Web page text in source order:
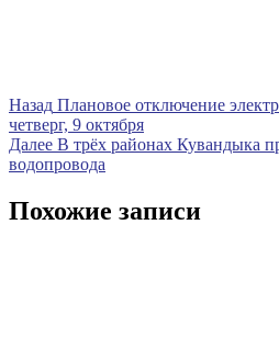
Навигация
по
записям
Назад Предыдущая
запись
Плановое отключение
четверг, 9 октября
Далее Следующая
запись
В трёх районах Кувандыка
водопровода
Похожие записи